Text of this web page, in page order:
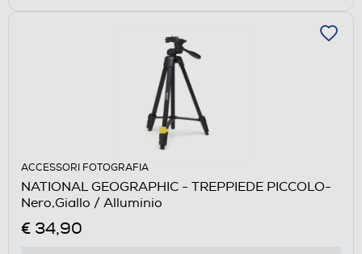
ACCESSORI FOTOGRAFIA
NATIONAL GEOGRAPHIC - TREPPIEDE PICCOLO-
Nero,Giallo / Alluminio
€ 34,90